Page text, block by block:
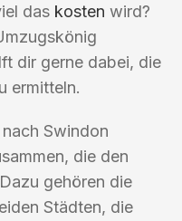
das kosten wird?
dir gerne dabei, die
ermitteln.
Swindon
die den
gehören die
Städten, die